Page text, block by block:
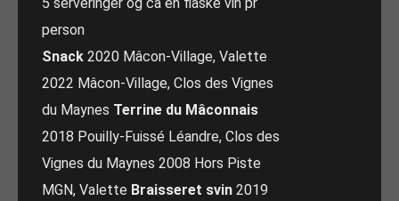
person
Snack 2020 Mâcon-Village, Valette
2022 Mâcon-Village, Clos des Vignes
du Maynes Terrine du Mâconnais
2018 Pouilly-Fuissé Léandre, Clos des
Vignes du Maynes 2008 Hors Piste
MGN, Valette Braisseret svin 2019